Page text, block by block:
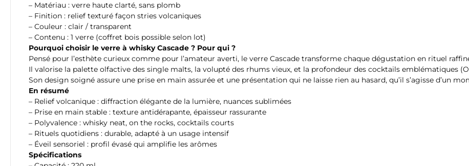
– Matériau : verre haute clarté, sans plomb
– Finition : relief texturé façon stries volcaniques
– Couleur : clair / transparent
– Contenu : 1 verre (coffret bois possible selon lot)
Pourquoi choisir le verre à whisky Cascade ? Pour qui ?
Pensé pour l’esthète curieux comme pour l’amateur averti, le verre Cascade transforme chaque dégustation en rituel
Il valorise la palette olfactive des single malts, la volupté des rhums vieux, et la profondeur des cocktails emblématiques
Son design soigné assure une prise en main assurée et une présentation qui ne laisse rien au hasard, qu’il s’agisse d’un
En résumé
– Relief volcanique : diffraction élégante de la lumière, nuances sublimées
– Prise en main stable : texture antidérapante, épaisseur rassurante
– Polyvalence : whisky neat, on the rocks, cocktails courts
– Rituels quotidiens : durable, adapté à un usage intensif
– Éveil sensoriel : profil évasé qui amplifie les arômes
Spécifications